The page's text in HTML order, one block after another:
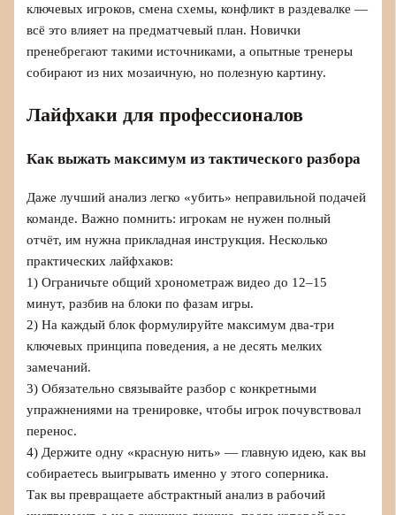
ключевых игроков, смена схемы, конфликт в раздевалке —
всё это влияет на предматчевый план. Новички
пренебрегают такими источниками, а опытные тренеры
собирают из них мозаичную, но полезную картину.
Лайфхаки для профессионалов
Как выжать максимум из тактического разбора
Даже лучший анализ легко «убить» неправильной подачей
команде. Важно помнить: игрокам не нужен полный
отчёт, им нужна прикладная инструкция. Несколько
практических лайфхаков:
1) Ограничьте общий хронометраж видео до 12–15
минут, разбив на блоки по фазам игры.
2) На каждый блок формулируйте максимум два‑три
ключевых принципа поведения, а не десять мелких
замечаний.
3) Обязательно связывайте разбор с конкретными
упражнениями на тренировке, чтобы игрок почувствовал
перенос.
4) Держите одну «красную нить» — главную идею, как вы
собираетесь выигрывать именно у этого соперника.
Так вы превращаете абстрактный анализ в рабочий